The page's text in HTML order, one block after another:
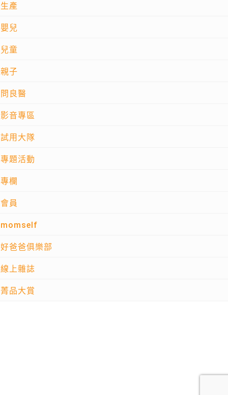
生產
嬰兒
兒童
親子
問良醫
影音專區
試用大隊
專題活動
專欄
會員
momself
好爸爸俱樂部
線上雜誌
菁品大賞